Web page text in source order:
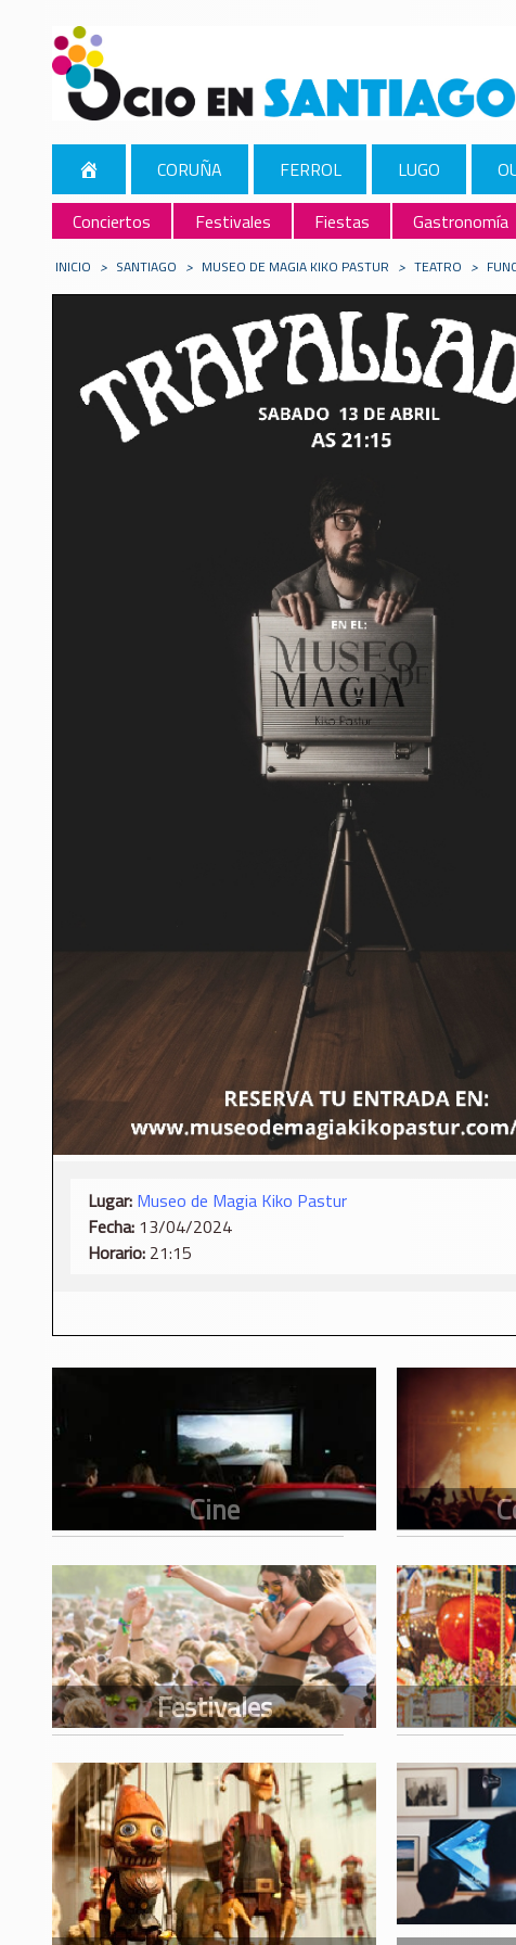
CORUÑA FERROL LUGO
Conciertos
Festivales Fiestas Gastronomía
INICIO > SANTIAGO > MUSEO DE MAGIA KIKO PASTUR > TEATRO >
Lugar: Museo de Magia Kiko Pastur
Fecha: 13/04/2024
Horario: 21:15